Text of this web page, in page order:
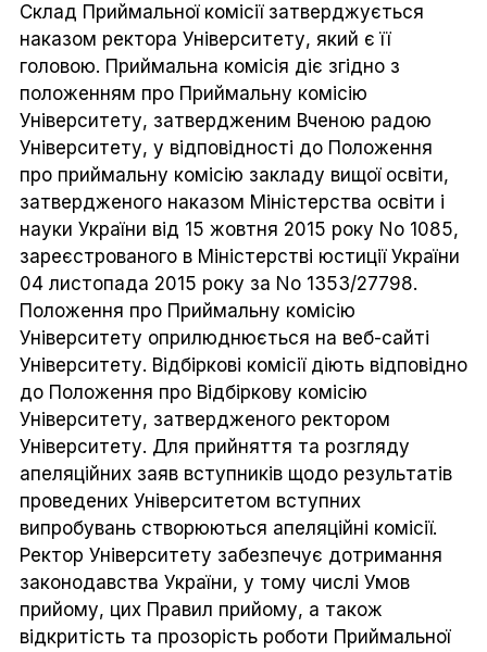
Склад Приймальної комісії затверджується
наказом ректора Університету, який є її
головою. Приймальна комісія діє згідно з
положенням про Приймальну комісію
Університету, затвердженим Вченою радою
Університету, у відповідності до Положення
про приймальну комісію закладу вищої освіти,
затвердженого наказом Міністерства освіти і
науки України від 15 жовтня 2015 року No 1085,
зареєстрованого в Міністерстві юстиції України
04 листопада 2015 року за No 1353/27798.
Положення про Приймальну комісію
Університету оприлюднюється на веб-сайті
Університету. Відбіркові комісії діють відповідно
до Положення про Відбіркову комісію
Університету, затвердженого ректором
Університету. Для прийняття та розгляду
апеляційних заяв вступників щодо результатів
проведених Університетом вступних
випробувань створюються апеляційні комісії.
Ректор Університету забезпечує дотримання
законодавства України, у тому числі Умов
прийому, цих Правил прийому, а також
відкритість та прозорість роботи Приймальної